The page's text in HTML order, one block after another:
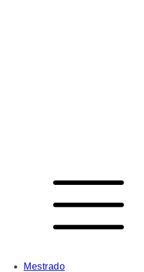
Mestrado